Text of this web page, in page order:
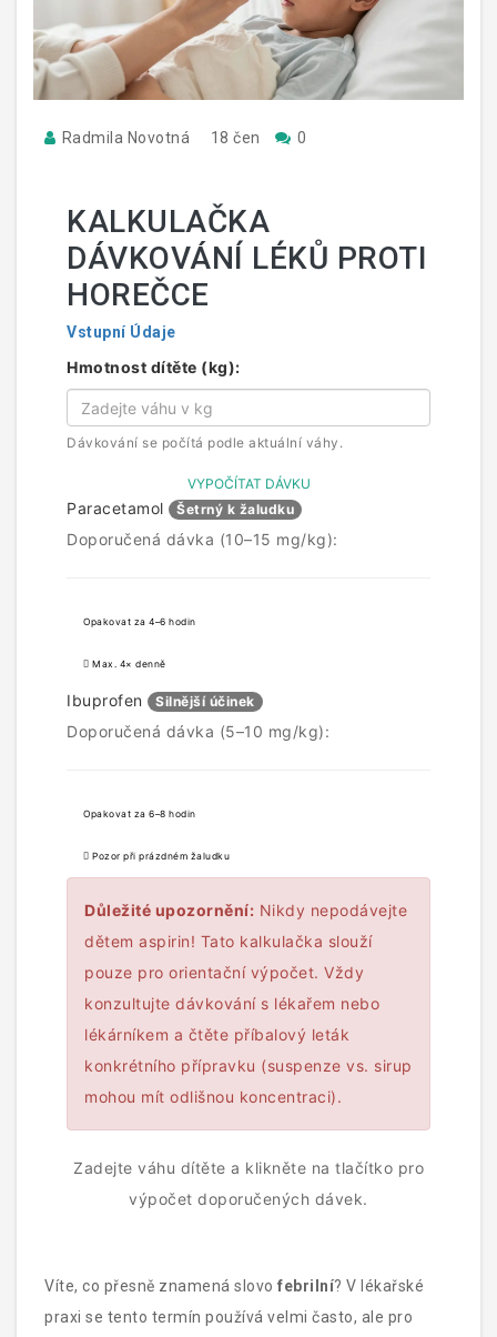
Radmila Novotná 18 čen 0
KALKULAČKA
DÁVKOVÁNÍ LÉKŮ PROTI
HOREČCE
Vstupní Údaje
Hmotnost dítěte (kg):
Dávkování se počítá podle aktuální váhy.
VYPOČÍTAT DÁVKU
Paracetamol Šetrný k žaludku
Doporučená dávka (10–15 mg/kg):
Opakovat za 4–6 hodin
Max. 4× denně
Ibuprofen Silnější účinek
Doporučená dávka (5–10 mg/kg):
Opakovat za 6–8 hodin
Pozor při prázdném žaludku
Důležité upozornění: Nikdy nepodávejte
dětem aspirin! Tato kalkulačka slouží
pouze pro orientační výpočet. Vždy
konzultujte dávkování s lékařem nebo
lékárníkem a čtěte příbalový leták
konkrétního přípravku (suspenze vs. sirup
mohou mít odlišnou koncentraci).
Zadejte váhu dítěte a klikněte na tlačítko pro
výpočet doporučených dávek.
Víte, co přesně znamená slovo febrilní? V lékařské
praxi se tento termín používá velmi často, ale pro